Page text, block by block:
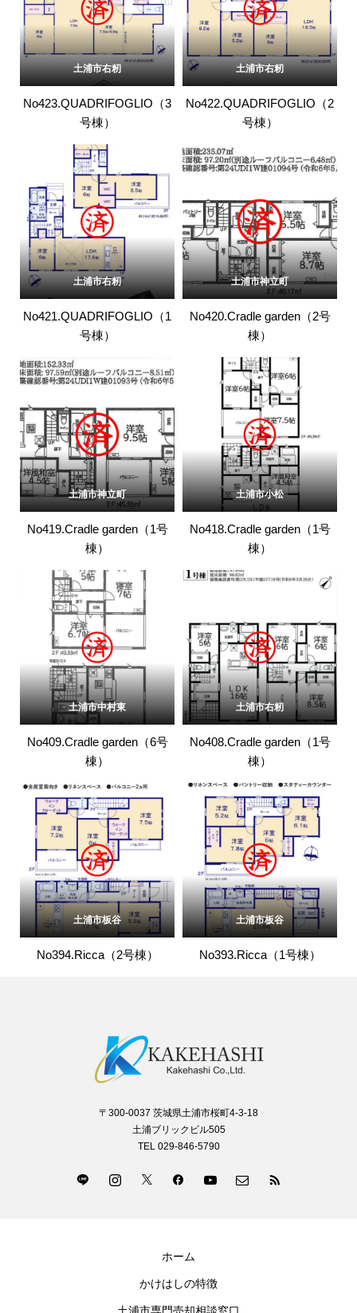
土浦市右籾
No423.QUADRIFOGLIO（3
号棟）
土浦市右籾
No422.QUADRIFOGLIO（2
号棟）
土浦市右籾
No421.QUADRIFOGLIO（1
号棟）
土浦市神立町
No420.Cradle garden（2号
棟）
土浦市神立町
No419.Cradle garden（1号
棟）
土浦市小松
No418.Cradle garden（1号
棟）
土浦市中村東
No409.Cradle garden（6号
棟）
土浦市右籾
No408.Cradle garden（1号
棟）
土浦市板谷
No394.Ricca（2号棟）
土浦市板谷
No393.Ricca（1号棟）
〒300-0037 茨城県土浦市桜町4-3-18
土浦ブリックビル505
TEL 029-846-5790
ホーム
かけはしの特徴
土浦市専門売却相談窓口